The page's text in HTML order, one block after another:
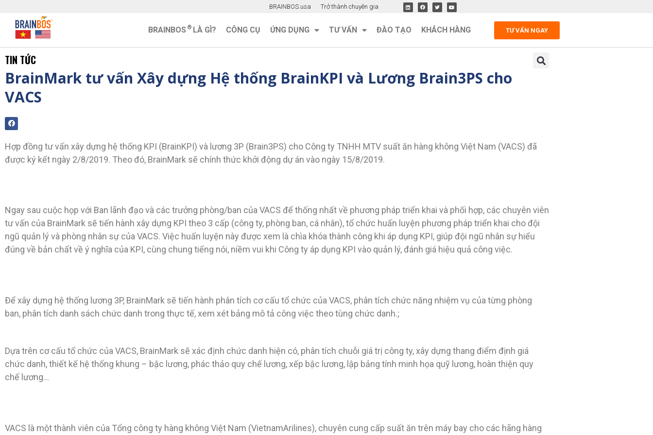
BRAINBOS.usa Trở thành chuyên gia
BRAINBOS ® LÀ GÌ? CÔNG CỤ ỨNG DỤNG TƯ VẤN ĐÀO TẠO KHÁCH HÀNG TƯ VẤN NGAY
TIN TỨC
BrainMark tư vấn Xây dựng Hệ thống BrainKPI và Lương Brain3PS cho
VACS
Hợp đồng tư vấn xây dựng hệ thống KPI (BrainKPI) và lương 3P (Brain3PS) cho Công ty TNHH MTV suất ăn hàng không Việt Nam (VACS) đã
được ký kết ngày 2/8/2019. Theo đó, BrainMark sẽ chính thức khởi động dự án vào ngày 15/8/2019.
Ngay sau cuộc họp với Ban lãnh đạo và các trưởng phòng/ban của VACS để thống nhất về phương pháp triển khai và phối hợp, các chuyên viên
tư vấn của BrainMark sẽ tiến hành xây dựng KPI theo 3 cấp (công ty, phòng ban, cá nhân), tổ chức huấn luyện phương pháp triển khai cho đội
ngũ quản lý và phòng nhân sự của VACS. Việc huấn luyện này được xem là chìa khóa thành công khi áp dụng KPI, giúp đội ngũ nhân sự hiểu
đúng về bản chất về ý nghĩa của KPI, cùng chung tiếng nói, niềm vui khi Công ty áp dụng KPI vào quản lý, đánh giá hiệu quả công việc.
Để xây dựng hệ thống lương 3P, BrainMark sẽ tiến hành phân tích cơ cấu tổ chức của VACS, phân tích chức năng nhiệm vụ của từng phòng
ban, phân tích danh sách chức danh trong thực tế, xem xét bảng mô tả công việc theo tùng chức danh.;
Dựa trên cơ cấu tổ chức của VACS, BrainMark sẽ xác định chức danh hiện có, phân tích chuỗi giá trị công ty, xây dựng thang điểm định giá
chức danh, thiết kế hệ thống khung – bậc lương, phác thảo quy chế lương, xếp bậc lương, lập bảng tính minh họa quỹ lương, hoàn thiện quy
chế lương…
VACS là một thành viên của Tổng công ty hàng không Việt Nam (VietnamArilines), chuyên cung cấp suất ăn trên máy bay cho các hãng hàng